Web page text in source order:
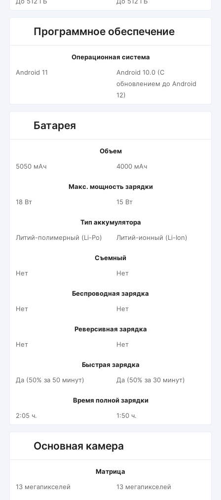
Программное обеспечение
Операционная система
Android 11
Android 10.0 (С
обновлением до Android
12)
Батарея
Объем
5050 мАч
4000 мАч
Макс. мощность зарядки
18 Вт
15 Вт
Тип аккумулятора
Литий-полимерный (Li-Po)
Литий-ионный (Li-Ion)
Съемный
Нет
Нет
Беспроводная зарядка
Нет
Нет
Реверсивная зарядка
Нет
Нет
Быстрая зарядка
Да (50% за 50 минут)
Да (50% за 30 минут)
Время полной зарядки
2:05 ч.
1:50 ч.
Основная камера
Матрица
13 мегапикселей
13 мегапикселей